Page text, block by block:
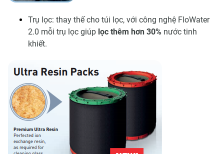
Trụ lọc: thay thế cho túi lọc, với công nghệ FloWater
2.0 mỗi trụ lọc giúp lọc thêm hơn 30% nước tinh
khiết.